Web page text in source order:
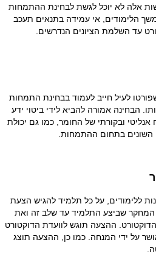
אלה לא יוכל לגשת לבחינת ההתמחות
הלימודים, אי עמידה בתנאים תעכב
עד השלמת הציונים הנדרשים.
לעיל חייב לעמוד בבחינת התמחות
הבחינה אמורה להביא לידי ביטוי ידע
ובקורתי של החומר, כמו גם יכולת
השונים בתחום ההתמחות
ללימודים, על כל תלמיד להגיש הצעת
המחקר שביצע התלמיד עד שלב זה ואת
ההצעה תוגש לוועדת הדוקטורט
על ידי המנחה. כמו כן, ההצעה תוצג